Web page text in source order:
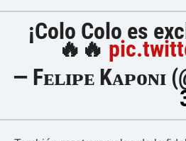
¡Colo Colo es
🔥🔥
— Fᴇʟɪᴘᴇ Kᴀᴘᴏɴɪ